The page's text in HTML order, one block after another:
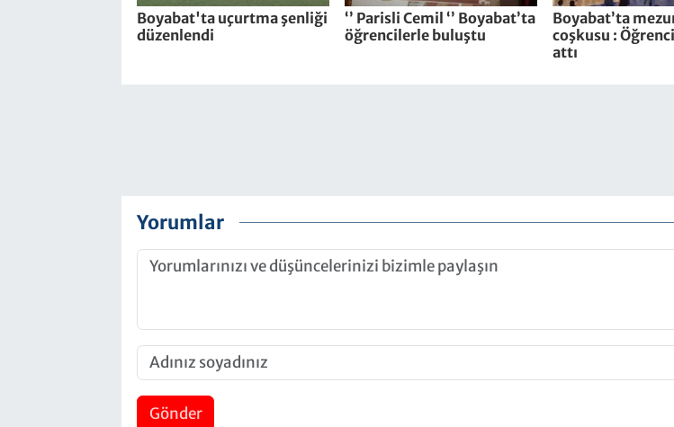
Boyabat'ta uçurtma şenliği
düzenlendi
‘’ Parisli Cemil ‘’ Boyabat’ta
öğrencilerle buluştu
Boyabat’ta
coşkusu :
attı
Yorumlar
Gönder